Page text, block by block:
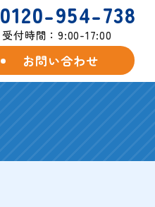
0120-954-738
受付時間：9:00-17:00
お問い合わせ